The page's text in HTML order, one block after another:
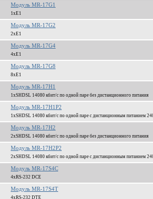
Модуль MR-17G1
1xЕ1
Модуль MR-17G2
2xЕ1
Модуль MR-17G4
4xЕ1
Модуль MR-17G8
8xЕ1
Модуль MR-17H1
1xSHDSL 14080 кбит/c по одной паре без дистанционного питания
Модуль MR-17H1P2
1xSHDSL 14080 кбит/c по одной паре c дистанционным питанием
Модуль MR-17H2
2xSHDSL 14080 кбит/c по одной паре без дистанционного питания
Модуль MR-17H2P2
2xSHDSL 14080 кбит/c по одной паре c дистанционным питанием
Модуль MR-17S4C
4xRS-232 DCE
Модуль MR-17S4T
4xRS-232 DTE